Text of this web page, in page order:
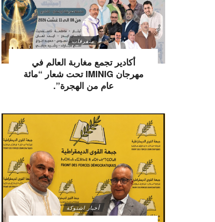
متفرقات
أكادير تجمع مغاربة العالم في
مهرجان IMINIG تحت شعار “مائة
عام من الهجرة”.
أخبار اشتوكة